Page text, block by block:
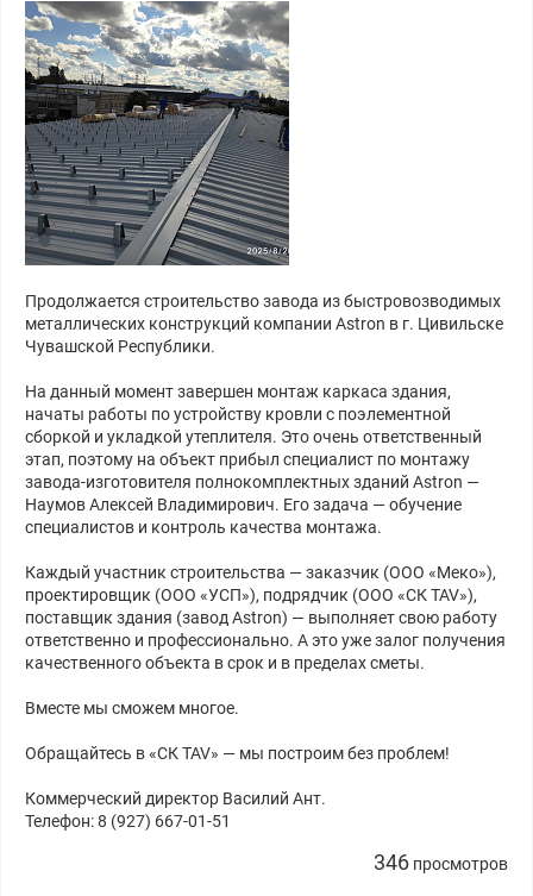
Продолжается строительство завода из быстровозводимых
металлических конструкций компании Astron в г. Цивильске
Чувашской Республики.
На данный момент завершен монтаж каркаса здания,
начаты работы по устройству кровли с поэлементной
сборкой и укладкой утеплителя. Это очень ответственный
этап, поэтому на объект прибыл специалист по монтажу
завода-изготовителя полнокомплектных зданий Astron —
Наумов Алексей Владимирович. Его задача — обучение
специалистов и контроль качества монтажа.
Каждый участник строительства — заказчик (ООО «Меко»),
проектировщик (ООО «УСП»), подрядчик (ООО «СК TAV»),
поставщик здания (завод Astron) — выполняет свою работу
ответственно и профессионально. А это уже залог получения
качественного объекта в срок и в пределах сметы.
Вместе мы сможем многое.
Обращайтесь в «СК TAV» — мы построим без проблем!
Коммерческий директор Василий Ант.
Телефон: 8 (927) 667-01-51
346 просмотров